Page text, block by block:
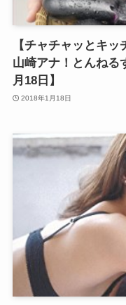
【チャチャッとキ
山崎アナ！とんねる
月18日】
2018年1月18日